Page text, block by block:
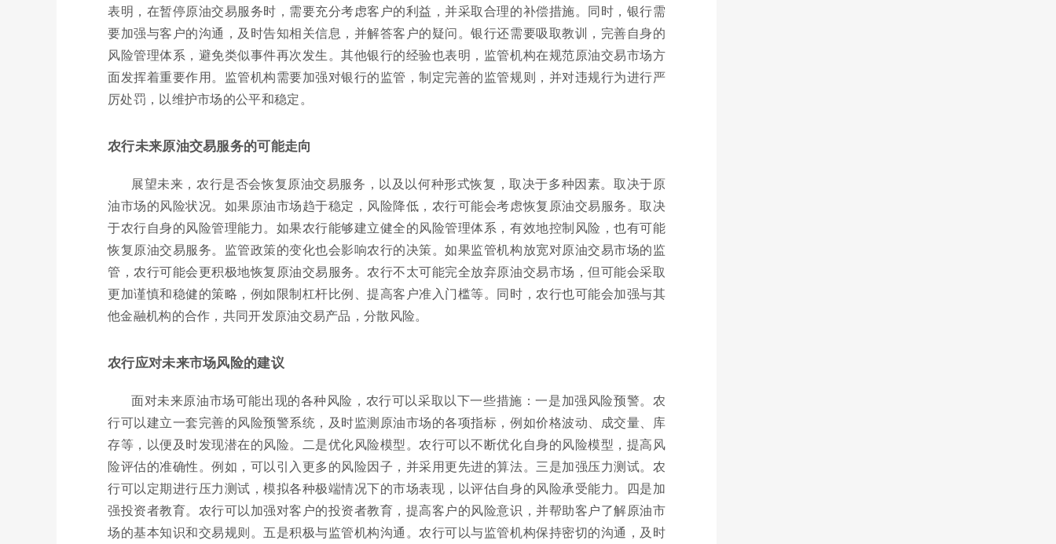
表明，在暂停原油交易服务时，需要充分考虑客户的利益，并采取合理的补偿措施。同时，银行需
要加强与客户的沟通，及时告知相关信息，并解答客户的疑问。银行还需要吸取教训，完善自身的
风险管理体系，避免类似事件再次发生。其他银行的经验也表明，监管机构在规范原油交易市场方
面发挥着重要作用。监管机构需要加强对银行的监管，制定完善的监管规则，并对违规行为进行严
厉处罚，以维护市场的公平和稳定。
农行未来原油交易服务的可能走向
展望未来，农行是否会恢复原油交易服务，以及以何种形式恢复，取决于多种因素。取决于原
油市场的风险状况。如果原油市场趋于稳定，风险降低，农行可能会考虑恢复原油交易服务。取决
于农行自身的风险管理能力。如果农行能够建立健全的风险管理体系，有效地控制风险，也有可能
恢复原油交易服务。监管政策的变化也会影响农行的决策。如果监管机构放宽对原油交易市场的监
管，农行可能会更积极地恢复原油交易服务。农行不太可能完全放弃原油交易市场，但可能会采取
更加谨慎和稳健的策略，例如限制杠杆比例、提高客户准入门槛等。同时，农行也可能会加强与其
他金融机构的合作，共同开发原油交易产品，分散风险。
农行应对未来市场风险的建议
面对未来原油市场可能出现的各种风险，农行可以采取以下一些措施：一是加强风险预警。农
行可以建立一套完善的风险预警系统，及时监测原油市场的各项指标，例如价格波动、成交量、库
存等，以便及时发现潜在的风险。二是优化风险模型。农行可以不断优化自身的风险模型，提高风
险评估的准确性。例如，可以引入更多的风险因子，并采用更先进的算法。三是加强压力测试。农
行可以定期进行压力测试，模拟各种极端情况下的市场表现，以评估自身的风险承受能力。四是加
强投资者教育。农行可以加强对客户的投资者教育，提高客户的风险意识，并帮助客户了解原油市
场的基本知识和交易规则。五是积极与监管机构沟通。农行可以与监管机构保持密切的沟通，及时